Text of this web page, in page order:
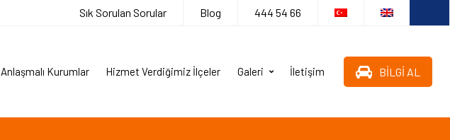
Sık Sorulan Sorular Blog 444 54 66
Anlaşmalı Kurumlar Hizmet Verdiğimiz İlçeler Galeri İletişim BİLGİ AL